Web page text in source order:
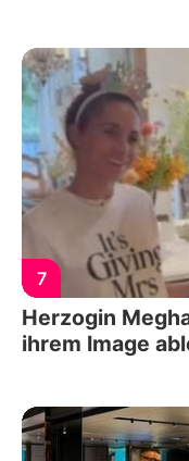
7
Herzogin
ihrem Image